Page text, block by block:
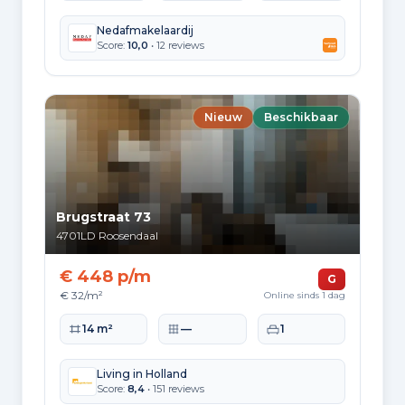
1925 tot 1950 2.537
1950 tot 1970 6.408
1970 tot 1980 6.199
1980 tot 1990
2000 tot 2010
2010 tot 2020 566
581
Energie en duurzaamheid
Nedafmakelaardij
Score: 10,0 • 12 reviews
Nieuw Beschikbaar
Brugstraat 73
4701LD Roosendaal
€ 448 p/m
€ 32/m²
G
Online sinds 1 dag
Woonoppervlakte
14 m² Perceeloppervlakte
— Slaapkamers
1
Living in Holland
Score: 8,4 • 151 reviews